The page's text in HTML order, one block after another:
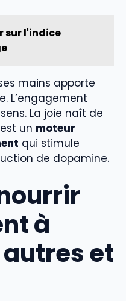
sur l'indice
mains apporte
L’engagement
La joie naît de
un moteur
qui stimule
de dopamine.
à
et